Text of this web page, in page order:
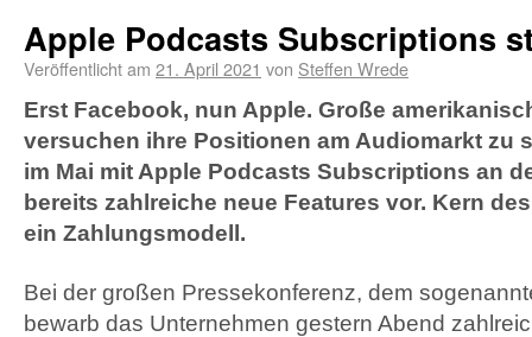
Apple Podcasts Subscriptions
Veröffentlicht am 21. April 2021 von Steffen Wrede
Erst Facebook, nun Apple. Große
versuchen ihre Positionen am Audiomarkt zu
im Mai mit Apple Podcasts Subscriptions an
bereits zahlreiche neue Features vor. Kern
ein Zahlungsmodell.
Bei der großen Pressekonferenz, dem
bewarb das Unternehmen gestern Abend